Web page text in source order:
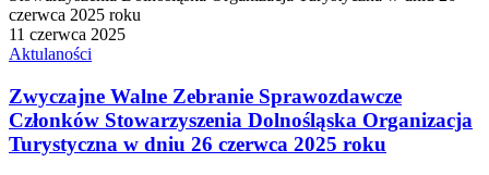
11 czerwca 2025
Aktulaności
Zwyczajne Walne Zebranie Sprawozdawcze
Członków Stowarzyszenia Dolnośląska Organizacja
Turystyczna w dniu 26 czerwca 2025 roku